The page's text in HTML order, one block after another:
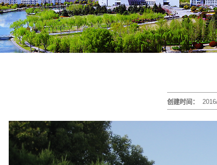
创建时间：